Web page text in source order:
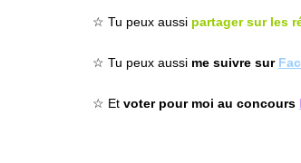
☆ Tu peux aussi partager sur les
☆ Tu peux aussi me suivre sur
☆ Et voter pour moi au concours